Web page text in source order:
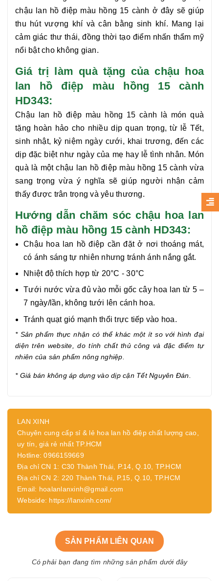
chậu
lan hồ điệp màu hồng 15 cành ở đây sẽ giúp
thu hút vượng khí và cân bằng sinh khí. Mang lại
cảm giác thư thái, đồng thời tạo điểm nhấn thẩm mỹ
nổi bật cho không gian.
Giá trị làm quà tặng của chậu hoa
lan hồ điệp màu hồng 15 cành
HD343:
Chậu lan hồ điệp màu hồng 15 cành là món quà
tặng hoàn hảo cho nhiều dịp quan trọng, từ lễ Tết,
sinh nhật, kỷ niệm ngày cưới, khai trương, đến các
dịp đặc biệt như ngày của mẹ hay lễ tình nhân. Món
quà là một chậu
lan hồ điệp màu hồng 15 cành vừa
sang trọng vừa ý nghĩa sẽ giúp người nhận cảm
thấy được trân trọng và yêu thương.
Hướng dẫn chăm sóc chậu hoa lan
hồ điệp màu hồng 15 cành HD343:
Chậu hoa lan hồ điệp cần đặt ở nơi thoáng mát,
có ánh sáng tự nhiên nhưng tránh ánh nắng gắt.
Nhiệt độ thích hợp từ 20°C - 30°C
Tưới nước vừa đủ vào mỗi gốc cây hoa lan từ 5 –
7 ngày/lần, không tưới lên cánh hoa.
Tránh quạt gió mạnh thổi trực tiếp vào hoa.
* Sản phẩm thực nhận có thể khác một ít so với hình đại
diện trên website, do tính chất thủ công và đặc điểm tự
nhiên của sản phẩm nông nghiệp.
* Giá bán không áp dụng vào dịp cận Tết Nguyên Đán.
LAN XINH
Chuyên cung cấp sỉ & lẻ hoa lan hồ điệp chất lượng cao,
uy tín, giá rẻ nhất TP.HCM
Hotline: 0966159669
Địa chỉ CN 1: C30 Thành Thái, P.14, Q.10, TP.HCM
Địa chỉ CN 2: 220 Thành Thái, P.15, Q.10, TP.HCM
Email: hoalanlanxinh@gmail.com
Webside: https://lanxinh.com/
SẢN PHẨM LIÊN QUAN
Có phải bạn đang tìm những sản phẩm dưới đây